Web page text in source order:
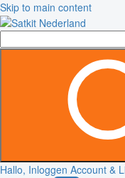
Skip to main content
Hallo, Inloggen Account &